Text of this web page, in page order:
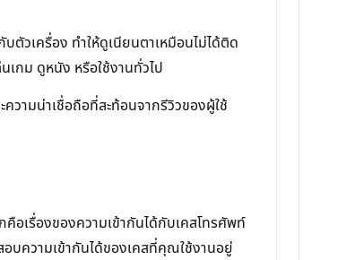
วเครื่อง ทำให้ดูเนียนตาเหมือนไม่ได้ติด
กม ดูหนัง หรือใช้งานทั่วไป
วามน่าเชื่อถือที่สะท้อนจากรีวิวของผู้ใช้
อเรื่องของความเข้ากันได้กับเคสโทรศัพท์
บความเข้ากันได้ของเคสที่คุณใช้งานอยู่